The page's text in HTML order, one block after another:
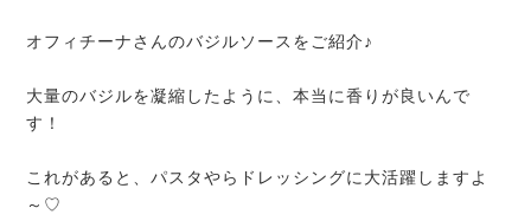
オフィチーナさんのバジルソースをご紹介♪
大量のバジルを凝縮したように、本当に香りが良いんで
す！
これがあると、パスタやらドレッシングに大活躍しますよ
～♡